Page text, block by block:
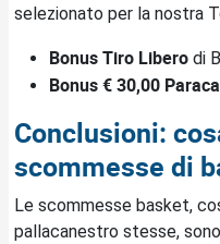
selezionato per la nostra
Bonus Tiro Libero di
Bonus € 30,00
Conclusioni:
scommesse di
Le scommesse basket,
pallacanestro stesse,